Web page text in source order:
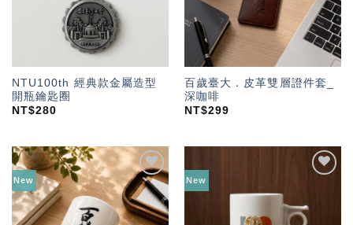
NTU100th 經典款金屬造型
開瓶鑰匙圈
NT$280
百歲臺大．皮革雙層證件套_
深咖啡
NT$299
New
加入
「願
望輕
單」
New